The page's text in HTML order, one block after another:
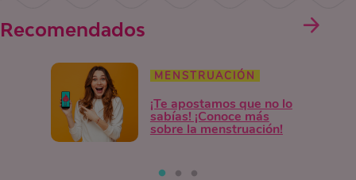
Recomendados
MENSTRUACIÓN
¡Te apostamos que no lo
sabías! ¡Conoce más
sobre la menstruación!